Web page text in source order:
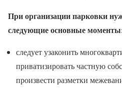
При организации парковки
следующие основные
следует узаконить
приватизировать частную
произвести разметки